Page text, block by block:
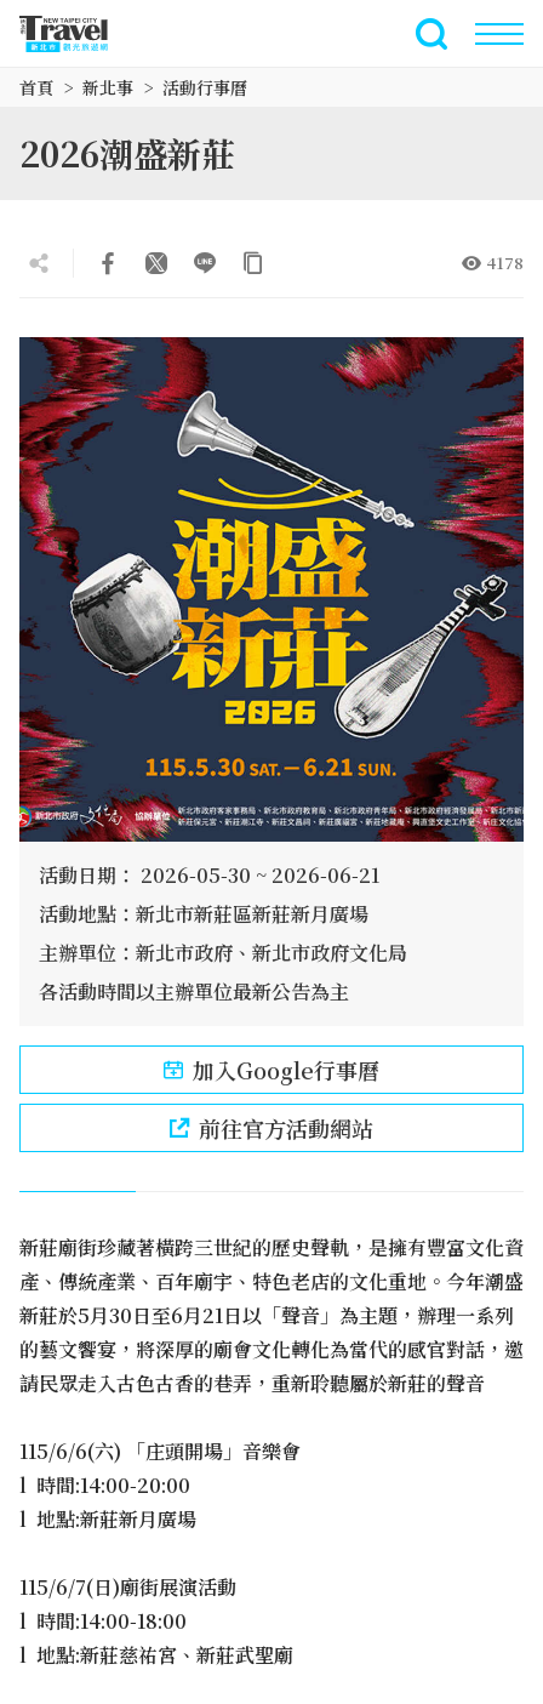
全文檢索
首頁 新北事 活動行事曆
2026潮盛新莊
4178
活動日期： 2026-05-30 ~ 2026-06-21
活動地點：新北市新莊區新莊新月廣場
主辦單位：新北市政府、新北市政府文化局
各活動時間以主辦單位最新公告為主
加入Google行事曆
前往官方活動網站
新莊廟街珍藏著橫跨三世紀的歷史聲軌，是擁有豐富文化資
產、傳統產業、百年廟宇、特色老店的文化重地。今年潮盛
新莊於5月30日至6月21日以「聲音」為主題，辦理一系列
的藝文饗宴，將深厚的廟會文化轉化為當代的感官對話，邀
請民眾走入古色古香的巷弄，重新聆聽屬於新莊的聲音
115/6/6(六) 「庄頭開場」音樂會
l 時間:14:00-20:00
l 地點:新莊新月廣場
115/6/7(日)廟街展演活動
l 時間:14:00-18:00
l 地點:新莊慈祐宮、新莊武聖廟